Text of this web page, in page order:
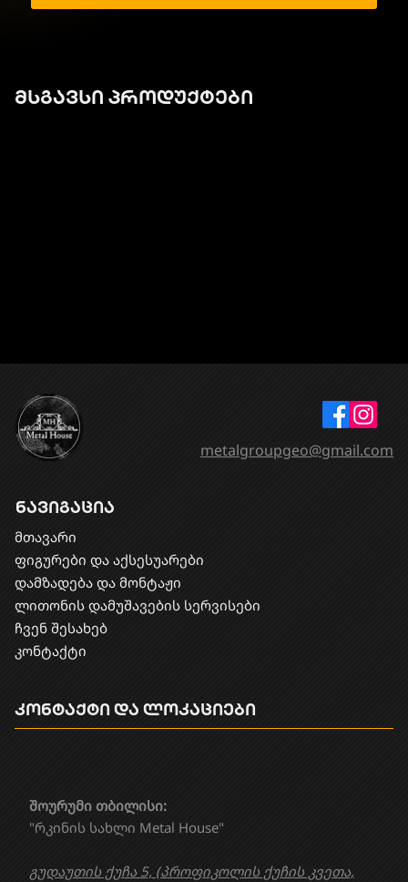
მსგავსი პროდუქტები
ნავიგაცია
მთავარი
ფიგურები და აქსესუარები
დამზადება და მონტაჟი
​ლითონის დამუშავების სერვისები
ჩვენ შესახებ
კონტაქტი
შოურუმი თბილისი:
"რკინის სახლი Metal House"
გუდაუთის ქუჩა 5, (პროფიკოლის ქუჩის კვეთა,
კონტაქტი და ლოკაციები
metalgroupgeo@gmail.com